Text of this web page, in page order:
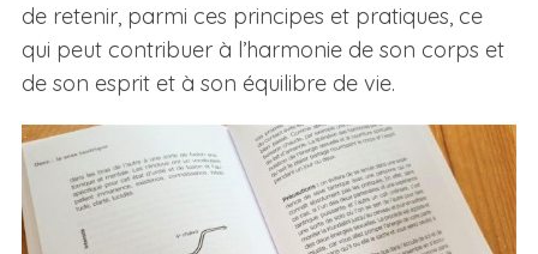
de retenir, parmi ces principes et pratiques, ce
qui peut contribuer à l’harmonie de son corps et
de son esprit et à son équilibre de vie.